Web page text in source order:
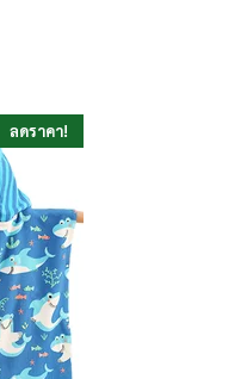
ลดราคา!